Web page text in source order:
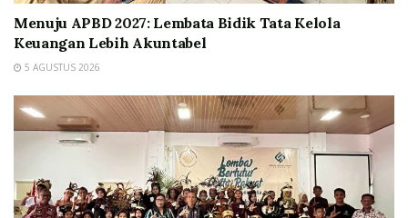
Menuju APBD 2027: Lembata Bidik Tata Kelola
Keuangan Lebih Akuntabel
5 AGUSTUS 2026